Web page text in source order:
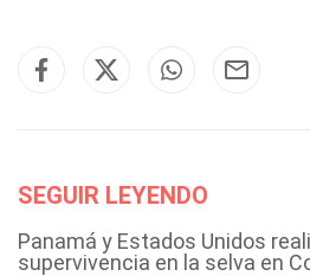
SEGUIR LEYENDO
Panamá y Estados Unidos
supervivencia en la selva en